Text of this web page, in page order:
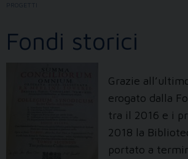
PROGETTI
Fondi storici
Grazie
erogato dalla
tra il 2016 e i
2018 la
portato a